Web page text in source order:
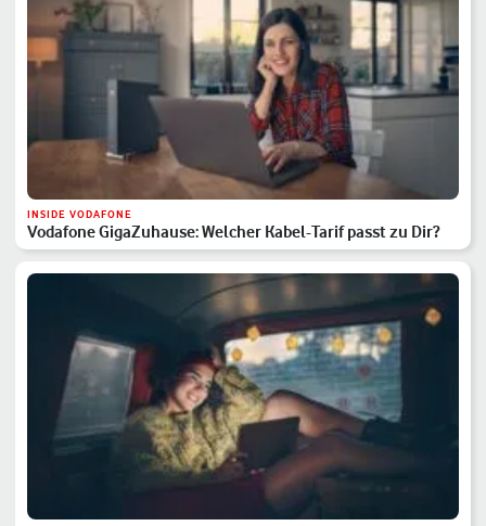
INSIDE VODAFONE
Vodafone GigaZuhause: Welcher Kabel-Tarif passt zu Dir?